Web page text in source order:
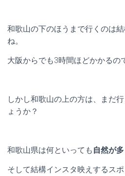
和歌山の下のほうまで行くのは
ね。
大阪からでも3時間ほどかかるの
しかし和歌山の上の方は、まだ
ょうか？
和歌山県は何といっても 自然が
そして結構インスタ映えするス